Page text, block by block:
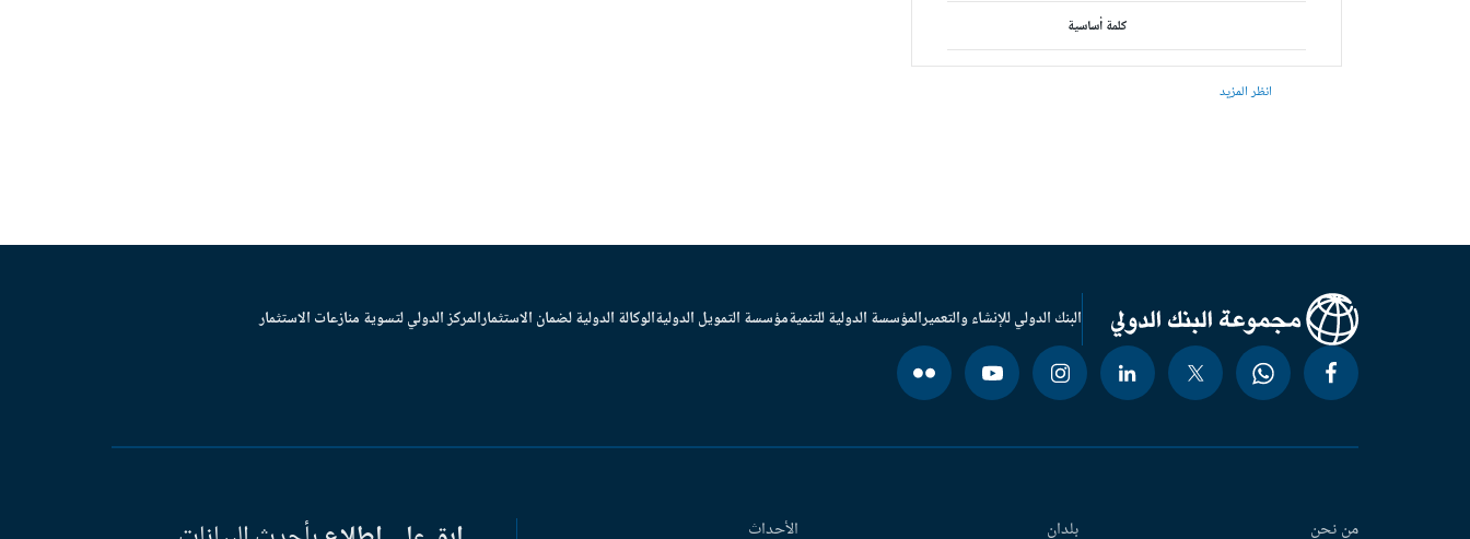
كلمة أساسية
انظر المزيد
البنك الدولي للإنشاء والتعميرالمؤسسة الدولية للتنميةمؤسسة التمويل الدوليةالوكالة الدولية لضمان الاستثمارالمركز الدولي لتسوية منازعات الاستثمار
من نحن بلدان الأحداث